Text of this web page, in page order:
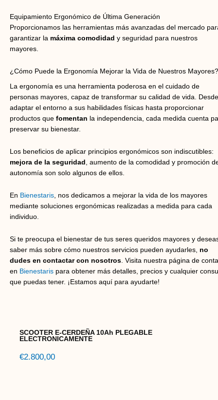
Equipamiento Ergonómico de Última Generación
Proporcionamos las herramientas más avanzadas del mercado
garantizar la máxima comodidad y seguridad para nuestros
mayores.
¿Cómo Puede la Ergonomía Mejorar la Vida de Nuestros Mayores?
La ergonomía es una herramienta poderosa en el cuidado de
personas mayores, capaz de transformar su calidad de vida. Desde
adaptar el entorno a sus habilidades físicas hasta proporcionar
productos que fomentan la independencia, cada medida cuenta
preservar su bienestar.
Los beneficios de aplicar principios ergonómicos son indiscutibles:
mejora de la seguridad , aumento de la comodidad y promoción
autonomía son solo algunos de ellos.
En Bienestaris, nos dedicamos a mejorar la vida de los mayores
mediante soluciones ergonómicas realizadas a medida para cada
individuo.
Si te preocupa el bienestar de tus seres queridos mayores y
saber más sobre cómo nuestros servicios pueden ayudarles, no
dudes en contactar con nosotros. Visita nuestra página de
en Bienestaris para obtener más detalles, precios y cualquier
que puedas tener. ¡Estamos aquí para ayudarte!
SCOOTER E-CERDEÑA 10Ah PLEGABLE
ELECTRONICAMENTE
€2.800,00